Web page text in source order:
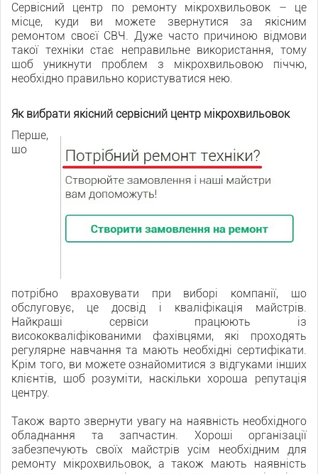
Сервісний центр по ремонту мікрохвильовок – це
місце, куди ви можете звернутися за якісним
ремонтом своєї СВЧ. Дуже часто причиною відмови
такої техніки стає неправильне використання, тому
щоб уникнути проблем з мікрохвильовою піччю,
необхідно правильно користуватися нею.
Як вибрати якісний сервісний центр мікрохвильовок
Перше,
що
потрібно враховувати при виборі компанії, що
обслуговує, це досвід і кваліфікація майстрів.
Найкращі сервіси працюють із
висококваліфікованими фахівцями, які проходять
регулярне навчання та мають необхідні сертифікати.
Крім того, ви можете ознайомитися з відгуками інших
клієнтів, щоб розуміти, наскільки хороша репутація
центру.
Також варто звернути увагу на наявність необхідного
обладнання та запчастин. Хороші організації
забезпечують своїх майстрів усім необхідним для
ремонту мікрохвильовок, а також мають наявність